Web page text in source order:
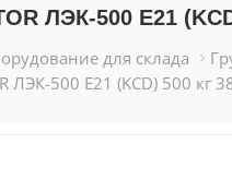
ЛЭК-500 E21
для склада
ЛЭК-500 E21 (KCD) 500 кг